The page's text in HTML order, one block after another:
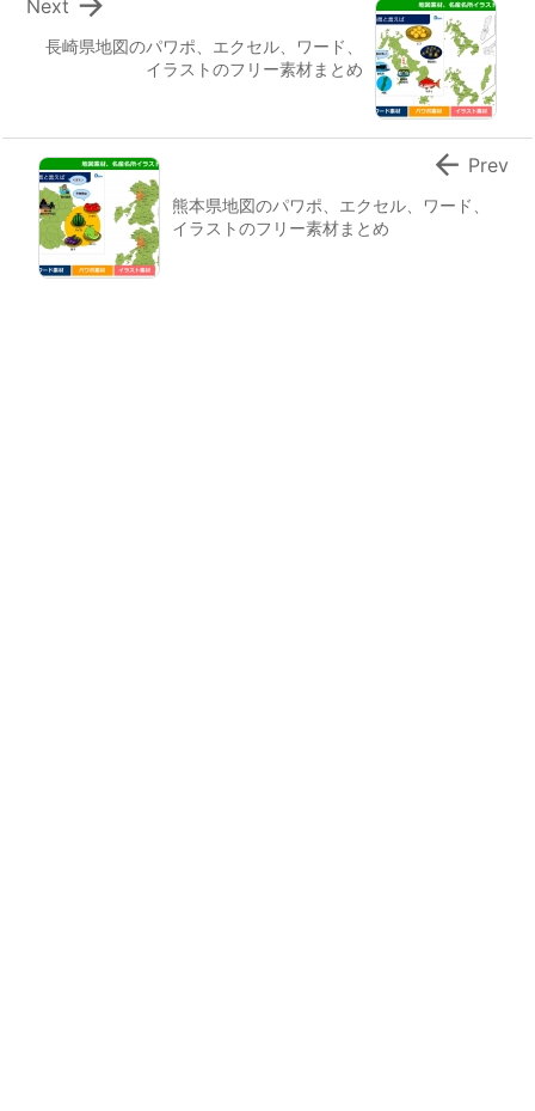
長崎県地図のパワポ、エクセル、ワード、
イラストのフリー素材まとめ
Next
熊本県地図のパワポ、エクセル、ワード、
イラストのフリー素材まとめ
 Prev